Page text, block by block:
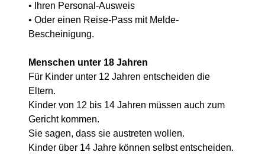
• Ihren Personal-Ausweis
• Oder einen Reise-Pass mit Melde-
Bescheinigung.
Menschen unter 18 Jahren
Für Kinder unter 12 Jahren entscheiden die
Eltern.
Kinder von 12 bis 14 Jahren müssen auch zum
Gericht kommen.
Sie sagen, dass sie austreten wollen.
Kinder über 14 Jahre können selbst entscheiden.